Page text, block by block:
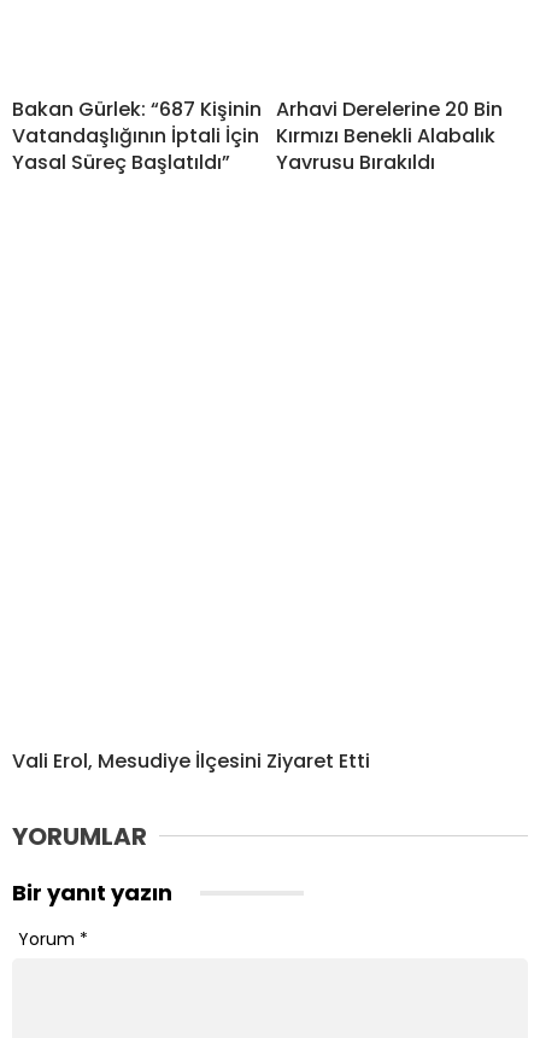
Bakan Gürlek: “687 Kişinin
Vatandaşlığının İptali İçin
Yasal Süreç Başlatıldı”
Arhavi Derelerine 20 Bin
Kırmızı Benekli Alabalık
Yavrusu Bırakıldı
Vali Erol, Mesudiye İlçesini Ziyaret Etti
YORUMLAR
Bir yanıt yazın
Yorum *